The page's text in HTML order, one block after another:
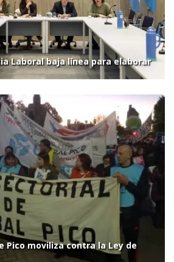
Laboral baja línea para elaborar
Pico moviliza contra la Ley de